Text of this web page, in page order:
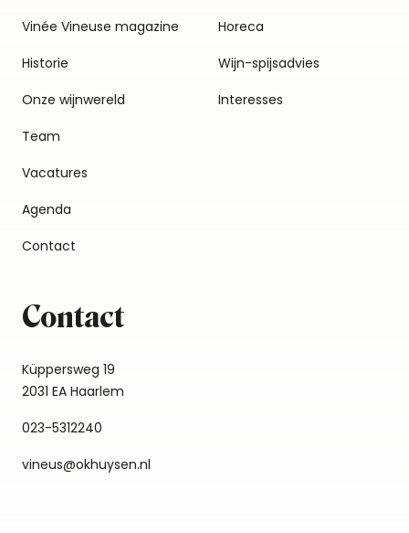
Vinée Vineuse magazine
Historie
Onze wijnwereld
Team
Vacatures
Agenda
Contact
Horeca
Wijn-spijsadvies
Interesses
Contact
Küppersweg 19
2031 EA Haarlem
023-5312240
vineus@okhuysen.nl